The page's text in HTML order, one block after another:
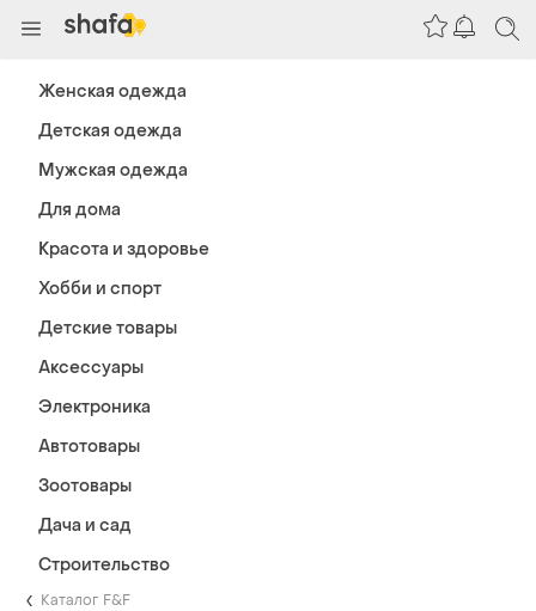
Каталог F&F
Женская одежда
Детская одежда
Мужская одежда
Для дома
Красота и здоровье
Хобби и спорт
Детские товары
Аксессуары
Электроника
Автотовары
Зоотовары
Дача и сад
Строительство